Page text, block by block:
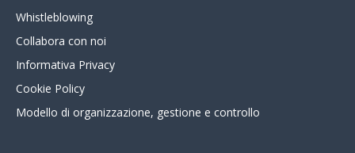
Whistleblowing
Collabora con noi
Informativa Privacy
Cookie Policy
Modello di organizzazione, gestione e controllo